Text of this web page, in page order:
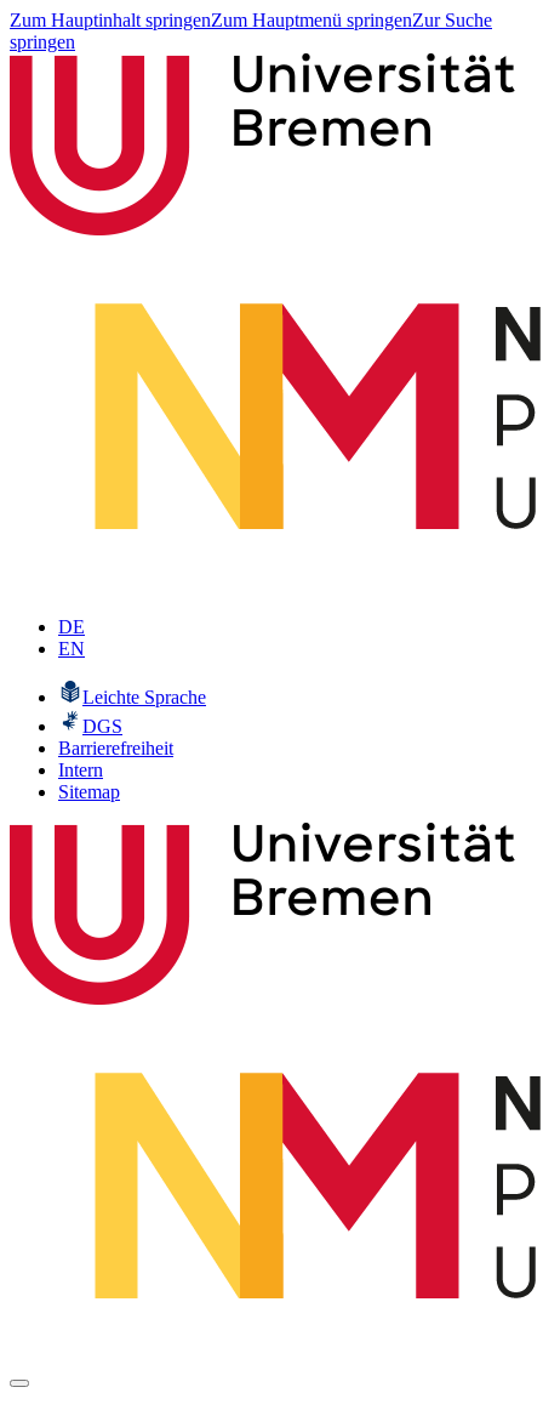
Zum Hauptinhalt springenZum Hauptmenü springenZur Suche
springen
DE
EN
Leichte Sprache
DGS
Barrierefreiheit
Intern
Sitemap